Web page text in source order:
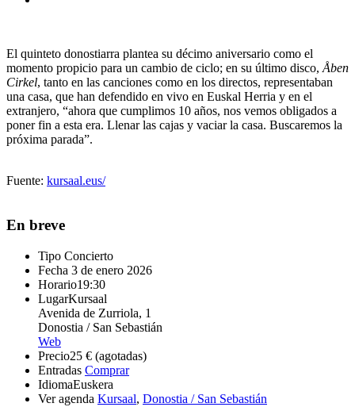
El quinteto donostiarra plantea su décimo aniversario como el
momento propicio para un cambio de ciclo; en su último disco, Åben
Cirkel, tanto en las canciones como en los directos, representaban
una casa, que han defendido en vivo en Euskal Herria y en el
extranjero, “ahora que cumplimos 10 años, nos vemos obligados a
poner fin a esta era. Llenar las cajas y vaciar la casa. Buscaremos la
próxima parada”.
Fuente: kursaal.eus/
En breve
Tipo Concierto
Fecha 3 de enero 2026
Horario19:30
LugarKursaal
Avenida de Zurriola, 1
Donostia / San Sebastián
Web
Precio25 € (agotadas)
Entradas Comprar
IdiomaEuskera
Ver agenda Kursaal, Donostia / San Sebastián